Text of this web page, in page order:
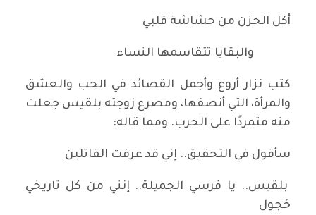
أكل الحزن من حشاشة قلبي
والبقايا تتقاسمها النساء
كتب نزار أروع وأجمل القصائد في الحب والعشق
والمرأة، التي أنصفها، ومصرع زوجته بلقيس جعلت
منه متمردًا على الحرب. ومما قاله:
سأقول في التحقيق.. إني قد عرفت القاتلين
بلقيس.. يا فرسي الجميلة.. إنني من كل تاريخي
خجول